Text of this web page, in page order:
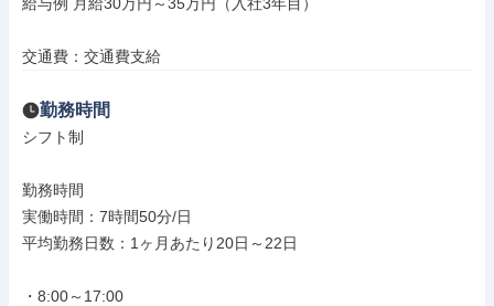
交通費：交通費支給
勤務時間
シフト制
勤務時間
実働時間：7時間50分/日
平均勤務日数：1ヶ月あたり20日～22日
・8:00～17:00